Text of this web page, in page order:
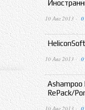
10 Авг 2013 ·
10 Авг 2013 ·
Ashampoo
RePack/
10 Авг 2013 ·